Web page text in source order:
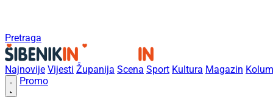
Pretraga
Najnovije Vijesti Županija Scena Sport Kultura Magazin
Promo